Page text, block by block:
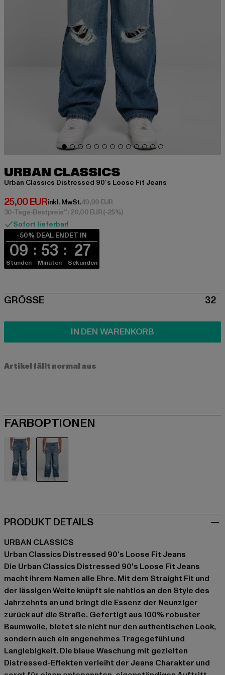
URBAN CLASSICS
Urban Classics Distressed 90‘s Loose Fit Jeans
25,00 EUR
Derzeitiger Preis: 25,00 EUR
inkl. MwSt.49,99 EURAktionspreis: 49,99 EUR
30-Tage-Bestpreis**: 20,00 EUR(-25%)
Sofort lieferbar!
-50% DEAL ENDET IN
09
Stunden
53
Minuten
26
Sekunden
SIZE
GRÖSSE 32
IN DEN WARENKORB
Artikel fällt normal aus
FARBOPTIONEN
PRODUKT DETAILS
URBAN CLASSICS
Urban Classics Distressed 90‘s Loose Fit Jeans
Die Urban Classics Distressed 90's Loose Fit Jeans
macht ihrem Namen alle Ehre. Mit dem Straight Fit und
der lässigen Weite knüpft sie nahtlos an den Style des
Jahrzehnts an und bringt die Essenz der Neunziger
zurück auf die Straße. Gefertigt aus 100% robuster
Baumwolle, bietet sie nicht nur den authentischen Look,
sondern auch ein angenehmes Tragegefühl und
Langlebigkeit. Die blaue Waschung mit gezielten
Distressed-Effekten verleiht der Jeans Charakter und